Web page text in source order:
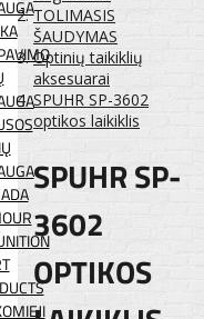
TOLIMASIS
ŠAUDYMAS
Optinių taikiklių
aksesuarai
SPUHR SP-3602
optikos laikiklis
SPUHR SP-
3602
OPTIKOS